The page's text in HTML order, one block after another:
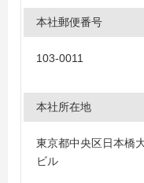
本社郵便番号
103-0011
本社所在地
東京都中央区日本橋
ビル